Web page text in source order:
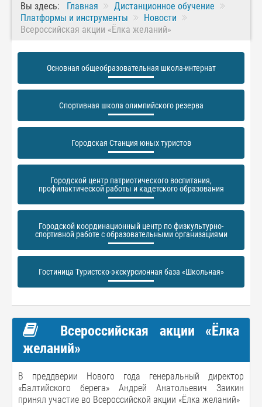
Вы здесь: Главная
Дистанционное обучение
Платформы и инструменты
Новости
Всероссийская акции «Ёлка желаний»
Основная общеобразовательная школа-интернат
Спортивная школа олимпийского резерва
Городская Станция юных туристов
Городской центр патриотического воспитания,
профилактической работы и кадетского образования
Городской координационный центр по физкультурно-
спортивной работе с образовательными организациями
Гостиница Туристско-экскурсионная база «Школьная»
Всероссийская акции «Ёлка
желаний»
В преддверии Нового года генеральный директор
«Балтийского берега» Андрей Анатольевич Заикин
принял участие во Всероссийской акции «Ёлка желаний»